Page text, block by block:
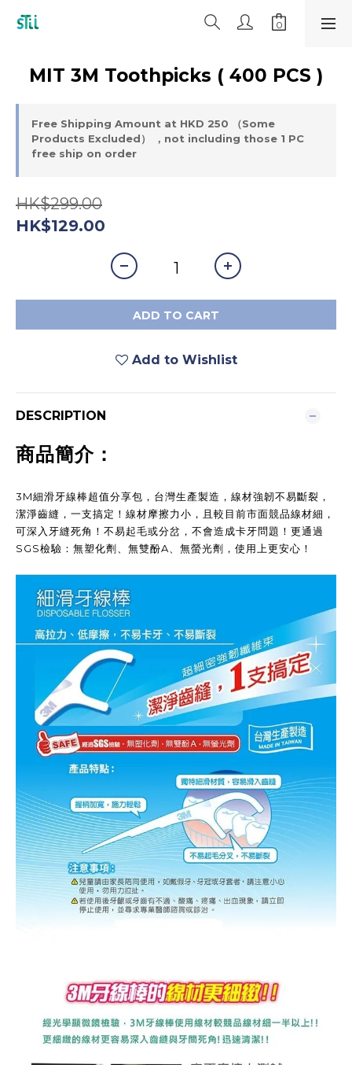
MIT 3M Toothpicks ( 400 PCS )
Free Shipping Amount at HKD 250 （Some
Products Excluded） ，not including those 1 PC
free ship on order
HK$299.00
HK$129.00
ADD TO CART
Add to Wishlist
DESCRIPTION
商品簡介：
3M細滑牙線棒超值分享包，台灣生產製造，線材強韌不易斷裂，
潔淨齒縫，一支搞定！線材摩擦力小，且較目前市面競品線材細，
可深入牙縫死角！不易起毛或分岔，不會造成卡牙問題！更通過
SGS檢驗：無塑化劑、無雙酚A、無螢光劑，使用上更安心！